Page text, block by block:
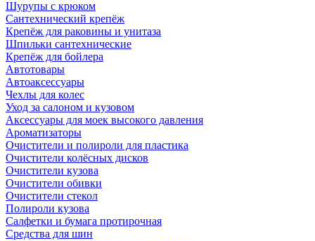
Шурупы с крюком
Сантехнический крепёж
Крепёж для раковины и унитаза
Шпильки сантехнические
Крепёж для бойлера
Автотовары
Автоаксессуары
Чехлы для колес
Уход за салоном и кузовом
Аксессуары для моек высокого давления
Ароматизаторы
Очистители и полироли для пластика
Очистители колёсных дисков
Очистители кузова
Очистители обивки
Очистители стекол
Полироли кузова
Салфетки и бумага протирочная
Средства для шин